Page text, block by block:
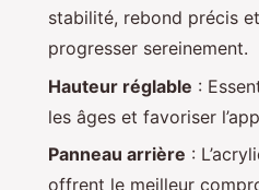
Marcel•28/06/2026 08:28•9
stabilité, rebond précis
progresser sereinement.
Hauteur réglable :
les âges et favoriser
Panneau arrière :
offrent le meilleur